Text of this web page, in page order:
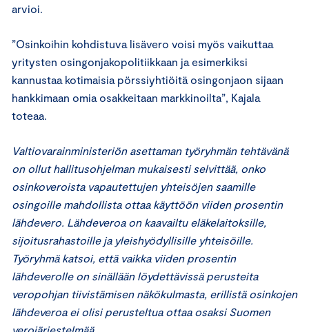
arvioi.
”Osinkoihin kohdistuva lisävero voisi myös vaikuttaa
yritysten osingonjakopolitiikkaan ja esimerkiksi
kannustaa kotimaisia pörssiyhtiöitä osingonjaon sijaan
hankkimaan omia osakkeitaan markkinoilta”, Kajala
toteaa.
Valtiovarainministeriön asettaman työryhmän tehtävänä
on ollut hallitusohjelman mukaisesti selvittää, onko
osinkoveroista vapautettujen yhteisöjen saamille
osingoille mahdollista ottaa käyttöön viiden prosentin
lähdevero. Lähdeveroa on kaavailtu eläkelaitoksille,
sijoitusrahastoille ja yleishyödyllisille yhteisöille.
Työryhmä katsoi, että vaikka viiden prosentin
lähdeverolle on sinällään löydettävissä perusteita
veropohjan tiivistämisen näkökulmasta, erillistä osinkojen
lähdeveroa ei olisi perusteltua ottaa osaksi Suomen